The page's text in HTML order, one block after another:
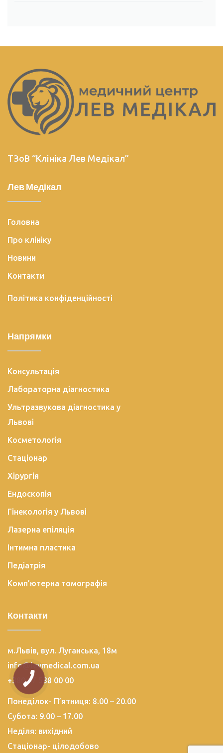
ТЗоВ “Клініка Лев Медікал”
Лев Медікал
Головна
Про клініку
Новини
Контакти
Політика конфіденційності
Напрямки
Консультація
Лабораторна діагностика
Ультразвукова діагностика у
Львові
Косметологія
Стаціонар
Хірургія
Ендоскопія
Гінекологія у Львові
Лазерна епіляція
Інтимна пластика
Педіатрія
Комп’ютерна томографія
Контакти
м.Львів, вул. Луганська, 18м
info@levmedical.com.ua
+380 67 538 00 00
Понеділок- П’ятниця: 8.00 – 20.00
Субота: 9.00 – 17.00
Неділя: вихідний
Стаціонар- цілодобово